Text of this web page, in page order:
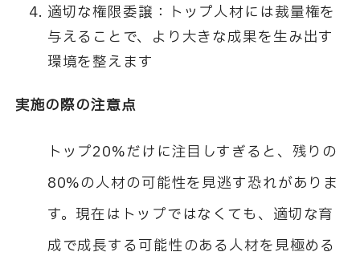
適切な権限委譲：トップ人材には裁量権を
与えることで、より大きな成果を生み出す
環境を整えます
実施の際の注意点
トップ20%だけに注目しすぎると、残りの
80%の人材の可能性を見逃す恐れがありま
す。現在はトップではなくても、適切な育
成で成長する可能性のある人材を見極める